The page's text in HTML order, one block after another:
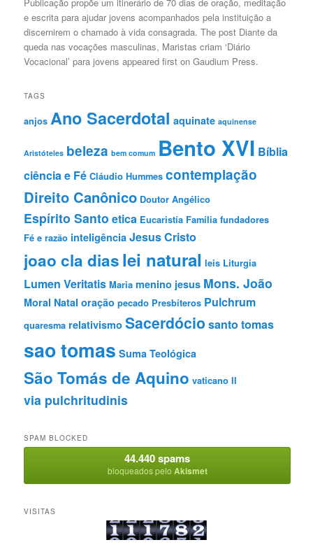
e escrita para ajudar jovens acompanhados pela instituição a
discernirem o chamado à vida consagrada. The post Diante da
queda nas vocações masculinas, Maristas criam ‘Diário
Vocacional’ para jovens appeared first on Gaudium Press.
TAGS
anjos Ano Sacerdotal aquinate aquinense
Aristóteles beleza bem comum Bento XVI Bíblia
ciência e Fé Cláudio Hummes contemplação
Direito Canônico Doutor Angélico
Espírito Santo etica Eucaristía Família fundadores
Fé e razão inteligência Jesus Cristo
joao cla diaslei natural leis Liturgia
Lumen Veritatis Maria menino jesus Mons. João
Moral Natal oração pecado Presbíteros Pulchrum
quaresma relativismo Sacerdócio santo tomas
sao tomas Suma Teológica
São Tomás de Aquino vaticano II
via pulchritudinis
SPAM BLOCKED
44.440 spams
bloqueados pelo Akismet
VISITAS